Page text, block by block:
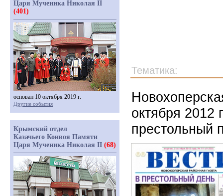
Тематика:
октября
престольный
Царя Мученика Николая II
(401)
основан 10 октября 2019 г.
Другие события
Крымский отдел
Казачьего Конвоя Памяти
Царя Мученика Николая II (68)